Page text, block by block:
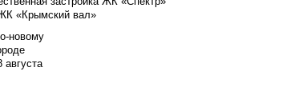
«Крымский вал»
новому